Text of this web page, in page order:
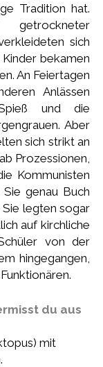
Tradition hat.
getrockneter
sich
bekamen
An Feiertagen
Anlässen
und die
Aber
sich strikt an
Prozessionen,
Kommunisten
genau Buch
legten sogar
auf kirchliche
von der
hingegangen,
du aus
mit